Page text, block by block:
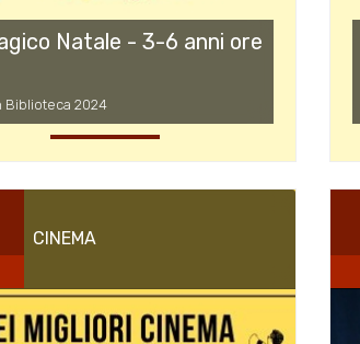
Natale - 3-6 anni ore
Biblioteca 2024
CINEMA